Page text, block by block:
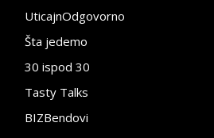
UticajnOdgovorno
Šta jedemo
30 ispod 30
Tasty Talks
BIZBendovi